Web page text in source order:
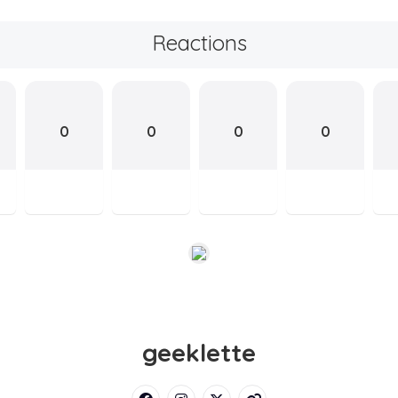
Reactions
0 0 0 0
geeklette